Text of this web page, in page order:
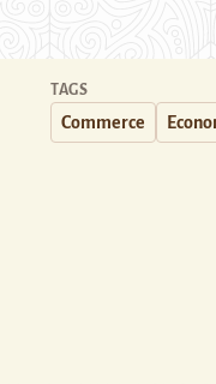
TAGS
Commerce